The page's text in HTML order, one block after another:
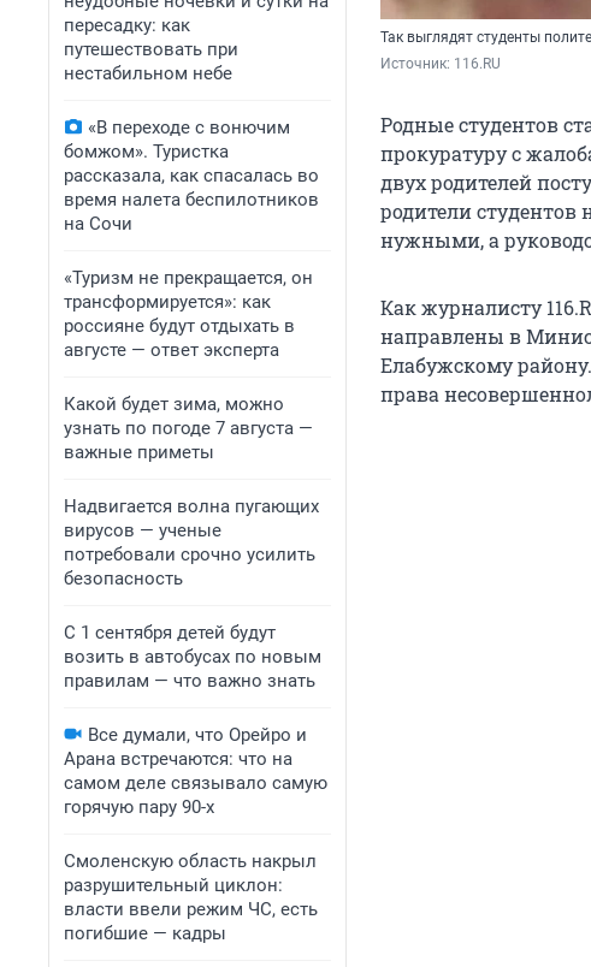
пересадку: как
путешествовать при
нестабильном небе
«В переходе с вонючим
бомжом». Туристка
рассказала, как спасалась во
время налета беспилотников
на Сочи
«Туризм не прекращается, он
трансформируется»: как
россияне будут отдыхать в
августе — ответ эксперта
Какой будет зима, можно
узнать по погоде 7 августа —
важные приметы
Надвигается волна пугающих
вирусов — ученые
потребовали срочно усилить
безопасность
С 1 сентября детей будут
возить в автобусах по новым
правилам — что важно знать
Все думали, что Орейро и
Арана встречаются: что на
самом деле связывало самую
горячую пару 90-х
Смоленскую область накрыл
разрушительный циклон:
власти ввели режим ЧС, есть
погибшие — кадры
Так выглядят студенты
Источник: 116.RU
Родные студентов
прокуратуру с
двух родителей
родители
нужными, а
Как журналисту
направлены в
Елабужскому
права